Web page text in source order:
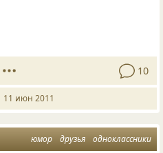
10
11 июн 2011
юмор друзья одноклассники